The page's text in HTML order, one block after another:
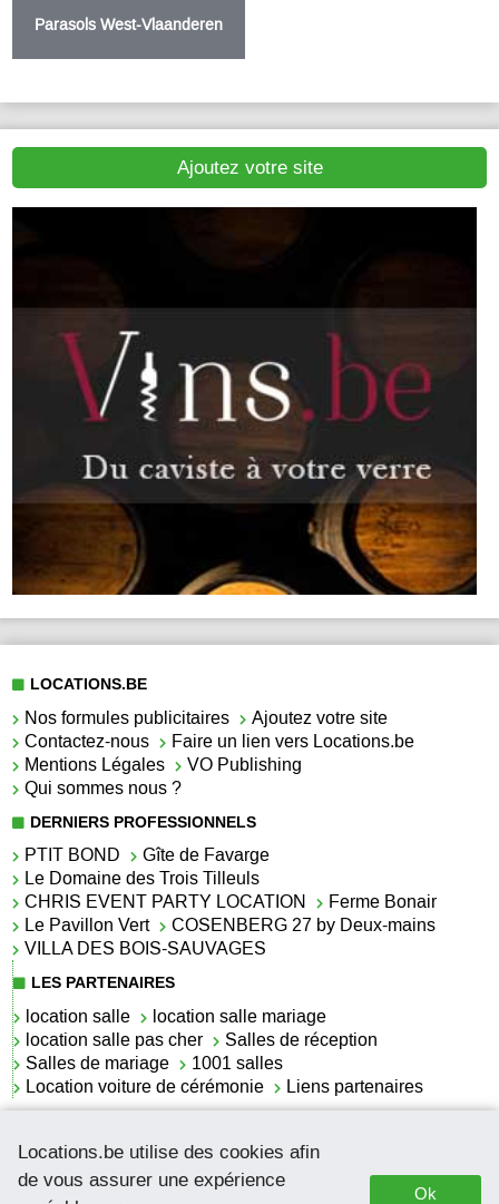
Parasols West-Vlaanderen
Ajoutez votre site
Locations.be utilise des cookies afin
de vous assurer une expérience
Ok
LOCATIONS.BE
Nos formules publicitaires
Ajoutez votre site
Contactez-nous
Faire un lien vers Locations.be
Mentions Légales
VO Publishing
Qui sommes nous ?
DERNIERS PROFESSIONNELS
PTIT BOND
Gîte de Favarge
Le Domaine des Trois Tilleuls
CHRIS EVENT PARTY LOCATION
Ferme Bonair
Le Pavillon Vert
COSENBERG 27 by Deux-mains
VILLA DES BOIS-SAUVAGES
LES PARTENAIRES
location salle
location salle mariage
location salle pas cher
Salles de réception
Salles de mariage
1001 salles
Location voiture de cérémonie
Liens partenaires
La location de lettrage pour mariage
La salle de réception pour mariage en Belgique